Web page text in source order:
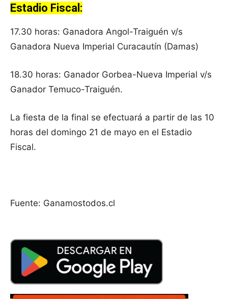
Estadio Fiscal:
17.30 horas: Ganadora Angol-Traiguén v/s
Ganadora Nueva Imperial Curacautín (Damas)
18.30 horas: Ganador Gorbea-Nueva Imperial v/s
Ganador Temuco-Traiguén.
La fiesta de la final se efectuará a partir de las 10
horas del domingo 21 de mayo en el Estadio
Fiscal.
Fuente: Ganamostodos.cl